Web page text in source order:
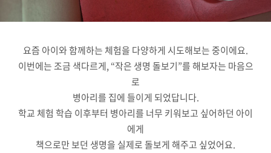
요즘 아이와 함께하는 체험을 다양하게 시도해보는 중이에요.
이번에는 조금 색다르게, “작은 생명 돌보기”를 해보자는 마음으
로
병아리를 집에 들이게 되었답니다.
학교 체험 학습 이후부터 병아리를 너무 키워보고 싶어하던 아이
에게
책으로만 보던 생명을 실제로 돌보게 해주고 싶었어요.